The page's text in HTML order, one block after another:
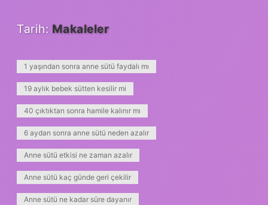
Tarih: Makaleler
1 yaşından sonra anne sütü faydalı mı
19 aylık bebek sütten kesilir mi
40 çıktıktan sonra hamile kalınır mı
6 aydan sonra anne sütü neden azalır
Anne sütü etkisi ne zaman azalır
Anne sütü kaç günde geri çekilir
Anne sütü ne kadar süre dayanır